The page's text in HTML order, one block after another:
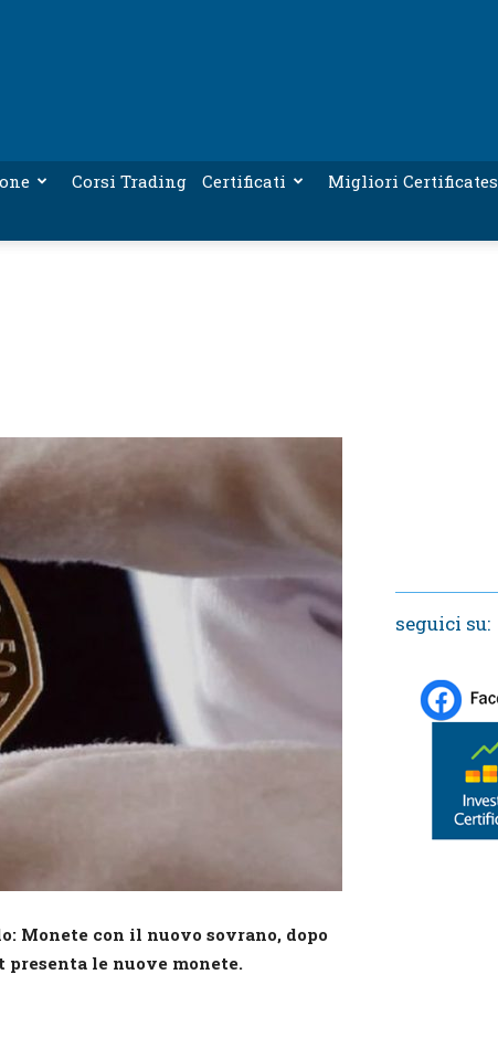
Corsi Trading Certificati
Migliori Certificates
Monete con il nuovo sovrano, dopo
le nuove monete.
seguici su: